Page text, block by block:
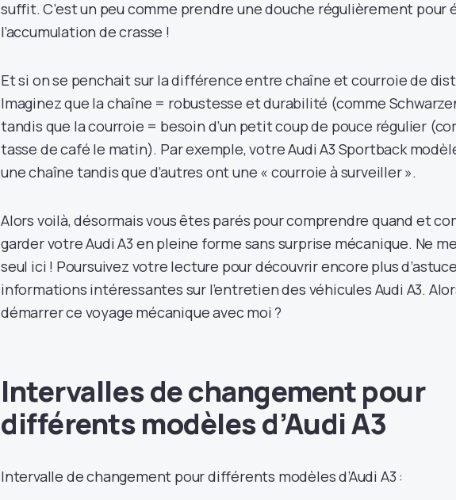
suffit. C’est un peu comme prendre une douche régulièrement pour
l’accumulation de crasse !
Et si on se penchait sur la différence entre chaîne et courroie de
Imaginez que la chaîne = robustesse et durabilité (comme
tandis que la courroie = besoin d’un petit coup de pouce régulier
tasse de café le matin). Par exemple, votre Audi A3 Sportback
une chaîne tandis que d’autres ont une « courroie à surveiller ».
Alors voilà, désormais vous êtes parés pour comprendre quand et
garder votre Audi A3 en pleine forme sans surprise mécanique. Ne
seul ici ! Poursuivez votre lecture pour découvrir encore plus
informations intéressantes sur l’entretien des véhicules Audi A3.
démarrer ce voyage mécanique avec moi ?
Intervalles de changement pour
différents modèles d’Audi A3
Intervalle de changement pour différents modèles d’Audi A3 :